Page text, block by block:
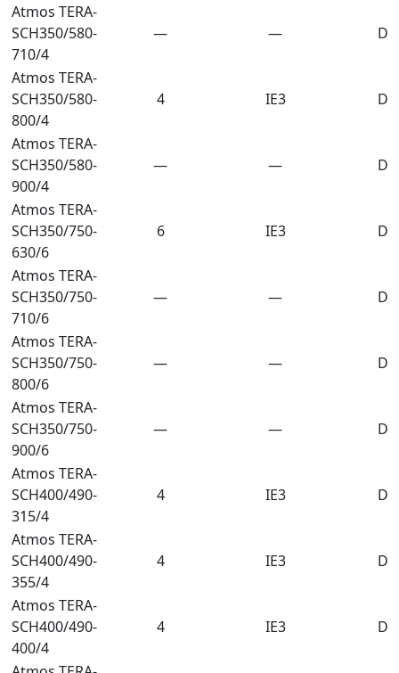
Atmos TERA-
SCH350/580-
710/4
— —
Atmos TERA-
SCH350/580-
800/4
4 IE3
Atmos TERA-
SCH350/580-
900/4
— —
Atmos TERA-
SCH350/750-
630/6
6 IE3
Atmos TERA-
SCH350/750-
710/6
— —
Atmos TERA-
SCH350/750-
800/6
— —
Atmos TERA-
SCH350/750-
900/6
— —
Atmos TERA-
SCH400/490-
315/4
4 IE3
Atmos TERA-
SCH400/490-
355/4
4 IE3
Atmos TERA-
SCH400/490-
400/4
4 IE3